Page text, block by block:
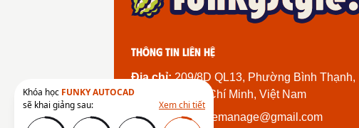
Khóa học FUNKY AUTOCAD
sẽ khai giảng sau:
Xem chi tiết
Thông tin liên hệ
Địa chỉ:209/8D QL13, Phường Bình Thạnh,
Thành Phố Hồ Chí Minh, Việt Nam
Email:
funkystylemanage@gmail.com